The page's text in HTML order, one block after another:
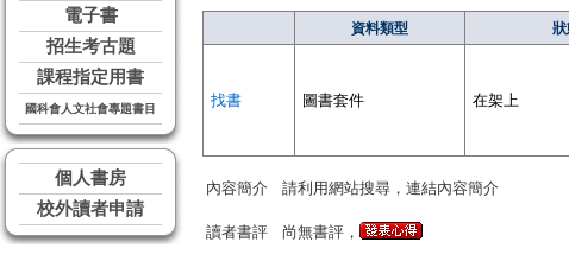
電子書
招生考古題
課程指定用書
國科會人文社會專題書目
個人書房
校外讀者申請
資料類型 狀
找書 圖書套件 在架上
內容簡介 請利用網站搜尋，連結內容簡介
讀者書評 尚無書評，